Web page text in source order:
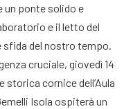
un ponte solido e
e il letto del
del nostro tempo.
cruciale, giovedì 14
storica cornice dell’Aula
Isola ospiterà un